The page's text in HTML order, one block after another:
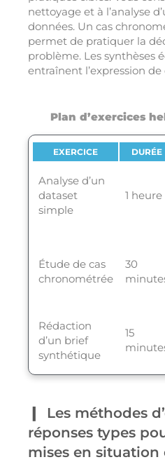
nettoyage et à l’analyse
données. Un cas
permet de pratiquer la
problème. Les synthèses
entraînent l’expression
Plan d’exercices
EXERCICE DURÉE
Analyse d’un
dataset
simple
1 heure
Étude de cas
chronométrée
30
Rédaction
d’un brief
synthétique
15
Les méthodes
réponses types
mises en situation